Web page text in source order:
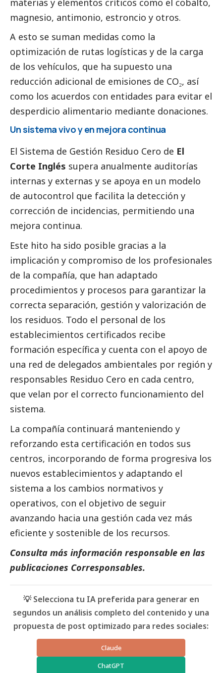
magnesio, antimonio, estroncio y otros.
A esto se suman medidas como la
optimización de rutas logísticas y de la carga
de los vehículos, que ha supuesto una
reducción adicional de emisiones de CO₂, así
como los acuerdos con entidades para evitar el
desperdicio alimentario mediante donaciones.
Un sistema vivo y en mejora continua
El Sistema de Gestión Residuo Cero de El
Corte Inglés supera anualmente auditorías
internas y externas y se apoya en un modelo
de autocontrol que facilita la detección y
corrección de incidencias, permitiendo una
mejora continua.
Este hito ha sido posible gracias a la
implicación y compromiso de los profesionales
de la compañía, que han adaptado
procedimientos y procesos para garantizar la
correcta separación, gestión y valorización de
los residuos. Todo el personal de los
establecimientos certificados recibe
formación específica y cuenta con el apoyo de
una red de delegados ambientales por región y
responsables Residuo Cero en cada centro,
que velan por el correcto funcionamiento del
sistema.
La compañía continuará manteniendo y
reforzando esta certificación en todos sus
centros, incorporando de forma progresiva los
nuevos establecimientos y adaptando el
sistema a los cambios normativos y
operativos, con el objetivo de seguir
avanzando hacia una gestión cada vez más
eficiente y sostenible de los recursos.
Consulta más información responsable en las
publicaciones Corresponsables.
💡 Selecciona tu IA preferida para generar en
segundos un análisis completo del contenido y una
propuesta de post optimizado para redes sociales:
Claude
ChatGPT